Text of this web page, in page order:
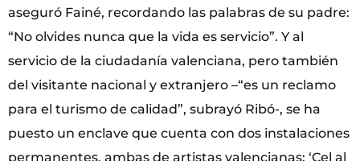
aseguró Fainé, recordando las palabras de su padre:
“No olvides nunca que la vida es servicio”. Y al
servicio de la ciudadanía valenciana, pero también
del visitante nacional y extranjero –“es un reclamo
para el turismo de calidad”, subrayó Ribó-, se ha
puesto un enclave que cuenta con dos instalaciones
permanentes, ambas de artistas valencianas: ‘Cel al